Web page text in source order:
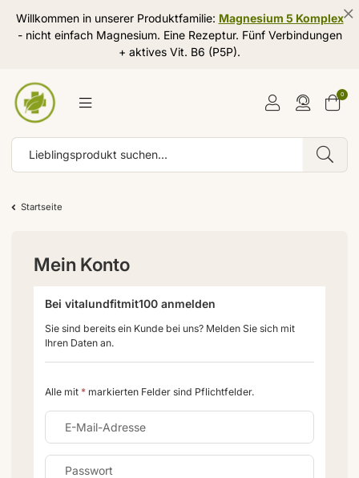
Willkommen in unserer Produktfamilie: Magnesium 5 Komplex
- nicht einfach Magnesium. Eine Rezeptur. Fünf Verbindungen
+ aktives Vit. B6 (P5P).
0
Startseite
Mein Konto
Bei vitalundfitmit100 anmelden
Sie sind bereits ein Kunde bei uns? Melden Sie sich mit
Ihren Daten an.
Alle mit * markierten Felder sind Pflichtfelder.
E-Mail-Adresse
Passwort